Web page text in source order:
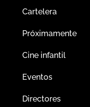
Cartelera
Próximamente
Cine infantil
Eventos
Directores